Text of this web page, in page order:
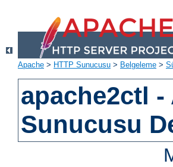
Apache > HTTP Sunucusu > Belgeleme >
apache2ctl -
Sunucusu